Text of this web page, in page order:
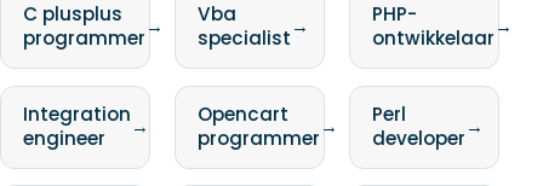
C plusplus
programmer→
Vba
specialist→
PHP-
ontwikkelaar→
Integration
engineer
→
Opencart
programmer→
Perl
developer→